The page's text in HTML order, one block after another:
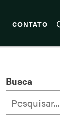
CONTATO
Busca